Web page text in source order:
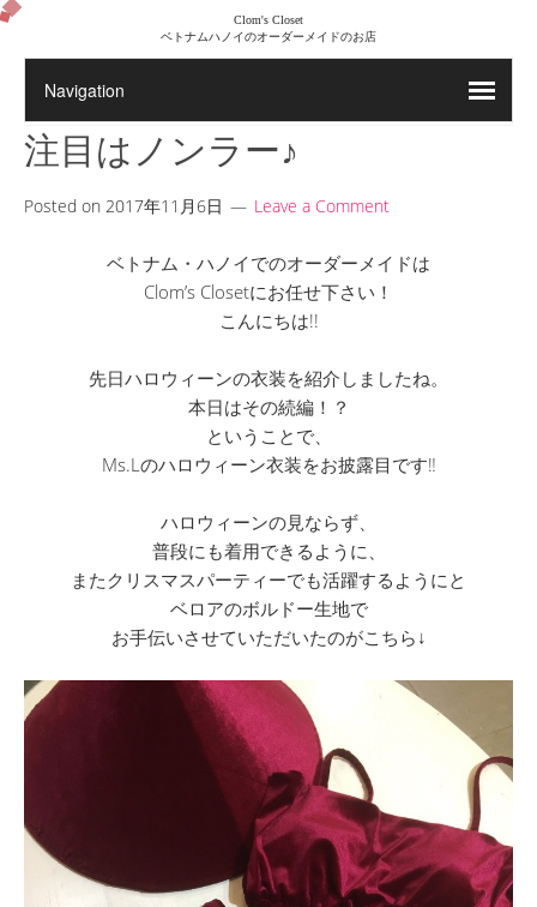
Clom's Closet
ベトナムハノイのオーダーメイドのお店
注目はノンラー♪
Posted on 2017年11月6日 Leave a Comment
ベトナム・ハノイでのオーダーメイドは
Clom’s Closetにお任せ下さい！
こんにちは!!
先日ハロウィーンの衣装を紹介しましたね。
本日はその続編！？
ということで、
Ms.Lのハロウィーン衣装をお披露目です‼
ハロウィーンの見ならず、
普段にも着用できるように、
またクリスマスパーティーでも活躍するようにと
ベロアのボルドー生地で
お手伝いさせていただいたのがこちら↓